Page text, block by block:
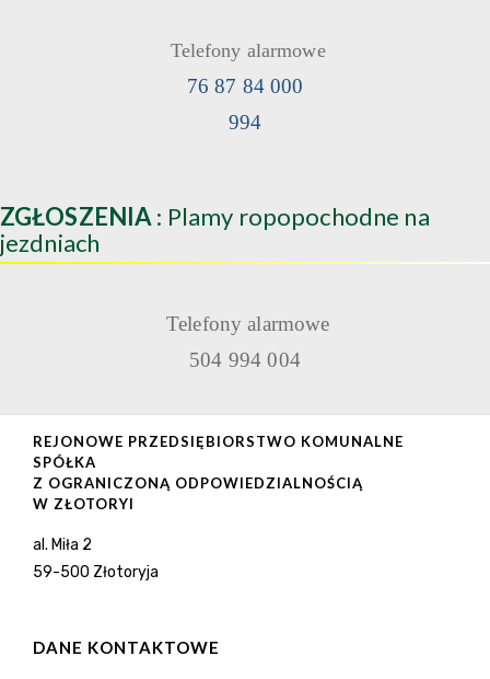
Telefony alarmowe
76 87 84 000
994
ZGŁOSZENIA : Plamy ropopochodne na
jezdniach
Telefony alarmowe
504 994 004
REJONOWE PRZEDSIĘBIORSTWO KOMUNALNE
SPÓŁKA
Z OGRANICZONĄ ODPOWIEDZIALNOŚCIĄ
W ZŁOTORYI
al. Miła 2
59-500 Złotoryja
DANE KONTAKTOWE